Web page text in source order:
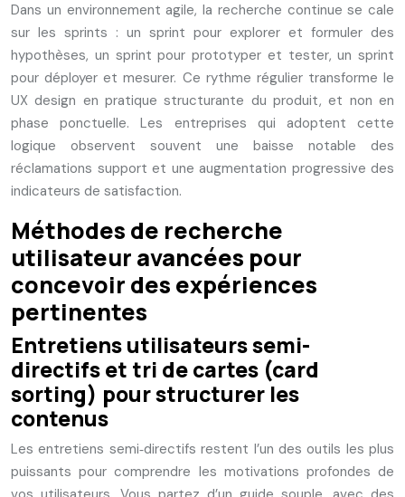
Dans un environnement agile, la recherche continue se cale
sur les sprints : un sprint pour explorer et formuler des
hypothèses, un sprint pour prototyper et tester, un sprint
pour déployer et mesurer. Ce rythme régulier transforme le
UX design en pratique structurante du produit, et non en
phase ponctuelle. Les entreprises qui adoptent cette
logique observent souvent une baisse notable des
réclamations support et une augmentation progressive des
indicateurs de satisfaction.
Méthodes de recherche
utilisateur avancées pour
concevoir des expériences
pertinentes
Entretiens utilisateurs semi-
directifs et tri de cartes (card
sorting) pour structurer les
contenus
Les entretiens semi‑directifs restent l’un des outils les plus
puissants pour comprendre les motivations profondes de